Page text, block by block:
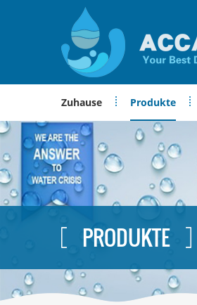
Zuhause Produkte
PRODUKTE